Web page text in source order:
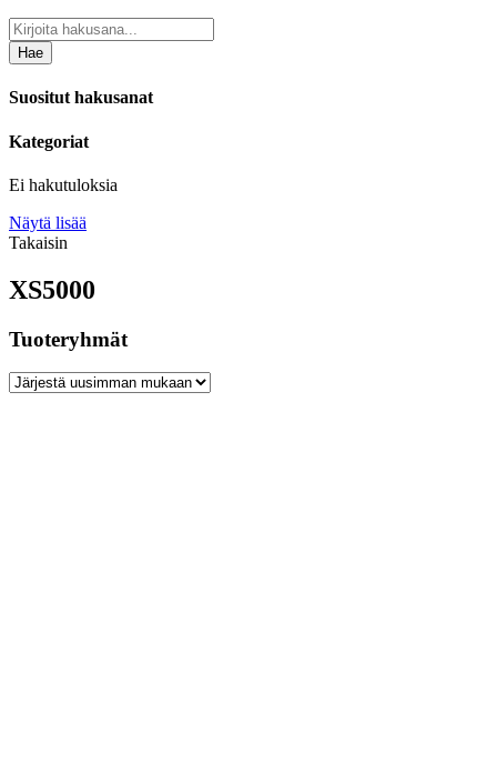
Hae
Suositut hakusanat
Kategoriat
Ei hakutuloksia
Näytä lisää
Takaisin
XS5000
Tuoteryhmät